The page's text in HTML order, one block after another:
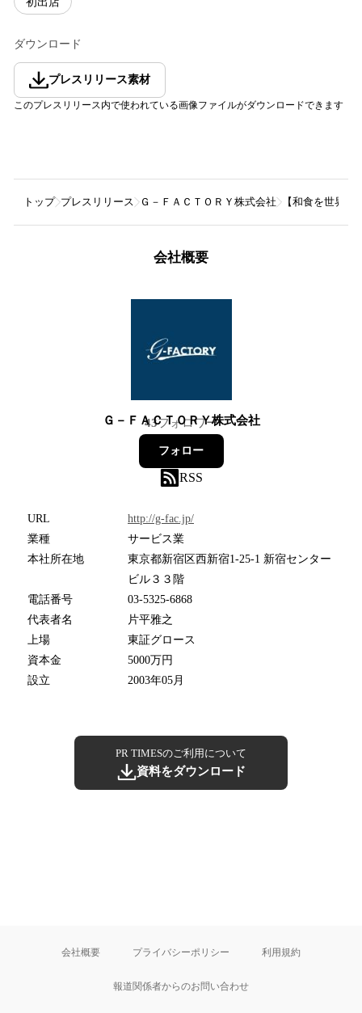
ダウンロード
プレスリリース素材
このプレスリリース内で使われている画像ファイルがダウンロードできます
トップ プレスリリース Ｇ－ＦＡＣＴＯＲＹ株式会社 【和食を世界
会社概要
Ｇ－ＦＡＣＴＯＲＹ株式会社
43フォロワー
フォロー
RSS
URL
http://g-fac.jp/
業種
サービス業
本社所在地
東京都新宿区西新宿1-25-1 新宿センター
ビル３３階
電話番号
03-5325-6868
代表者名
片平雅之
上場
東証グロース
資本金
5000万円
設立
2003年05月
PR TIMESのご利用について
資料をダウンロード
会社概要 プライバシーポリシー 利用規約
報道関係者からのお問い合わせ